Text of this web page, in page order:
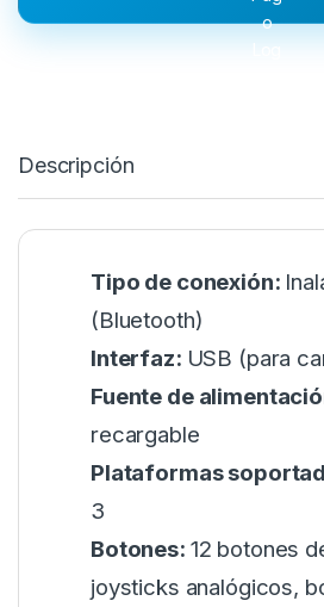
Descripción
Tipo de conexión:
(Bluetooth)
Interfaz: USB (para
Fuente de
recargable
Plataformas
3
Botones: 12 botones
joysticks analógicos,